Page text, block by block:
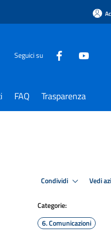
Seguici su
FAQ Trasparenza
Condividi Vedi
Categorie:
6. Comunicazioni